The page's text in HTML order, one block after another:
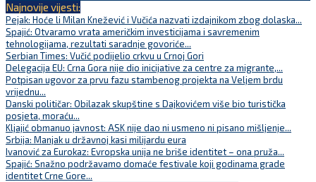
Najnovije vijesti:
Pejak: Hoće li Milan Knežević i Vučića nazvati izdajnikom zbog dolaska...
Spajić: Otvaramo vrata američkim investicijama i savremenim
tehnologijama, rezultati saradnje govoriće...
Serbian Times: Vučić podijelio crkvu u Crnoj Gori
Delegacija EU: Crna Gora nije dio inicijative za centre za migrante,...
Potpisan ugovor za prvu fazu stambenog projekta na Veljem brdu
vrijednu...
Danski političar: Obilazak skupštine s Dajkovićem više bio turistička
posjeta, moraću...
Kljajić obmanuo javnost: ASK nije dao ni usmeno ni pisano mišljenje...
Srbija: Manjak u državnoj kasi milijardu eura
Ivanović za Eurokaz: Evropska unija ne briše identitet – ona pruža...
Spajić: Snažno podržavamo domaće festivale koji godinama grade
identitet Crne Gore...